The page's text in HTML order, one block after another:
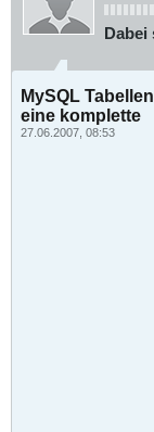
Dabei
MySQL
eine komplette
27.06.2007, 08:53